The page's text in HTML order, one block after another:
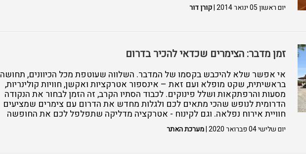
יום ראשון 05 ינואר 2014 | קורן דור
זמן מדבר: הצימרים שכדאי להכיר בדרום
אי אפשר שלא להיכבש בקסמו של המדבר. השלווה שעוטפת מכל הכיוונים, תחושה
בראשיתית, שקט מופלא ועם זאת – אינספור אטרקציות ואקשן, חוויות קולינריות,
מסעות והרפתקאות ושלל פינוקים. לכבוד הסתיו הקרב, זה הזמן לבחור את הנקודה
הדרומית לנופש שהכי מתאים לכם ולגלות מחדש את הדרום עם צימרים שמציעים
חוויית אירוח נפלאה. וגם לקינוח - אטרקציה מדליקה שתפלפל לכם את החופשה
יום שלישי 04 פברואר 2020 | מערכת האתר